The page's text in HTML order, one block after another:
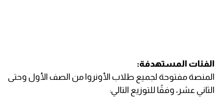
الفئات المستهدفة:
المنصة مفتوحة لجميع طلاب الأونروا من الصف الأول وحتى
الثاني عشر، وفقًا للتوزيع التالي: